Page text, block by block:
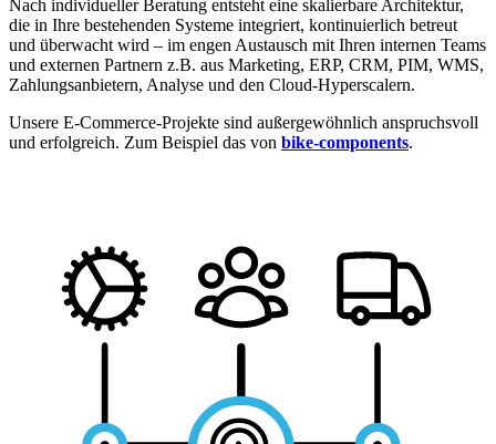
Nach individueller Beratung entsteht eine skalierbare Architektur,
die in Ihre bestehenden Systeme integriert, kontinuierlich betreut
und überwacht wird – im engen Austausch mit Ihren internen Teams
und externen Partnern z.B. aus Marketing, ERP, CRM, PIM, WMS,
Zahlungsanbietern, Analyse und den Cloud-Hyperscalern.
Unsere E-Commerce-Projekte sind außergewöhnlich anspruchsvoll
und erfolgreich. Zum Beispiel das von bike-components.